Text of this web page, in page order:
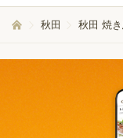
秋田 秋田 焼